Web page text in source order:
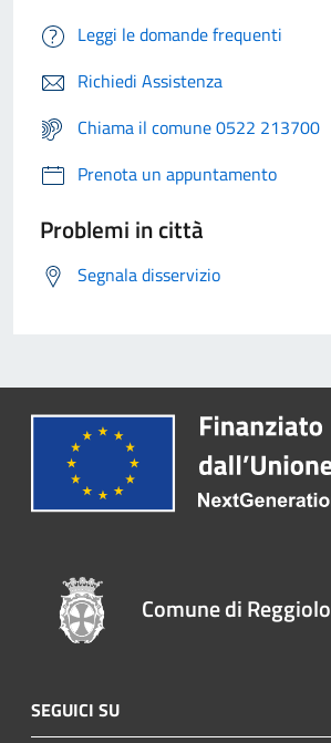
Leggi le domande frequenti
Richiedi Assistenza
Chiama il comune 0522 213700
Prenota un appuntamento
Problemi in città
Segnala disservizio
Comune di Reggiolo
SEGUICI SU